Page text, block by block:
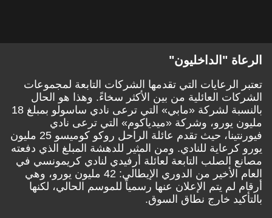
الرعاة "الداخليون"
تعتبر الرعايات التي تقدمها الشركات التابعة لمجموعات
الشركات العائلية من بين الأكثر سخاءً. وهذا هو الحال
بالنسبة لشركة «مابي» التي ترعى نادي ساسولو بمبلغ 18
مليون يورو، وشركة «ميدياكوم» التي ترعى نادي
فيورنتينا، حيث تقدم عائلة الراحل روكو كوميسو 25 مليون
يورو كرعاية للنادي. ومن المثير للدهشة المبلغ الذي دفعته
مصانع الصلب التابعة لعائلة أرفيدي لنادي كريمونسي في
العام الأخير من الدوري الإيطالي: 42 مليون يورو، وهي
أرقام لم يتم الإعلان عنها رسمياً للموسم الحالي، لكنها
بالتأكيد خارج نطاق السوق.